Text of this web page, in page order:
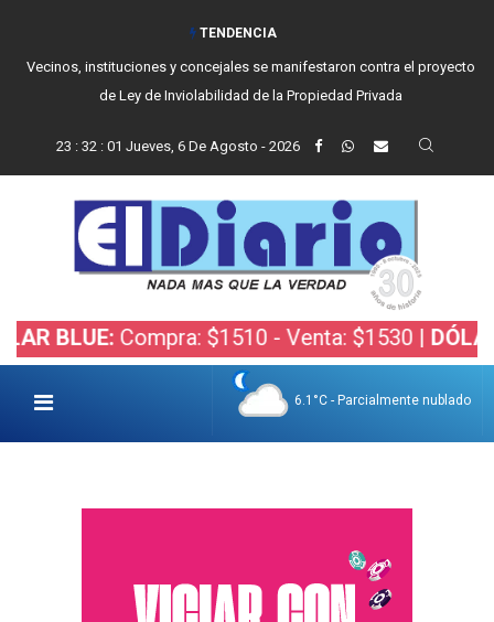
TENDENCIA
Vecinos, instituciones y concejales se manifestaron contra el proyecto
de Ley de Inviolabilidad de la Propiedad Privada
23 : 32: 02 Jueves, 6 De Agosto - 2026
Compra: $1510 - Venta: $1530 |DÓLAR
6.1°C - Parcialmente nublado